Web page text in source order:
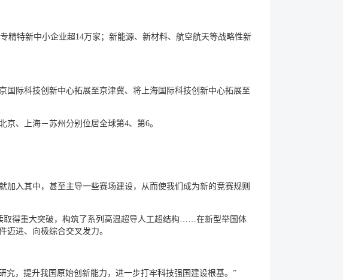
精特新中小企业超14万家；新能源、新材料、航空航天等战略性新
际科技创新中心拓展至京津冀、将上海国际科技创新中心拓展至
、上海－苏州分别位居全球第4、第6。
入其中，甚至主导一些赛场建设，从而使我们成为新的竞赛规则
取得重大突破，构筑了系列高温超导人工超结构……在新型举国体
进、向极综合交叉发力。
，提升我国原始创新能力，进一步打牢科技强国建设根基。”